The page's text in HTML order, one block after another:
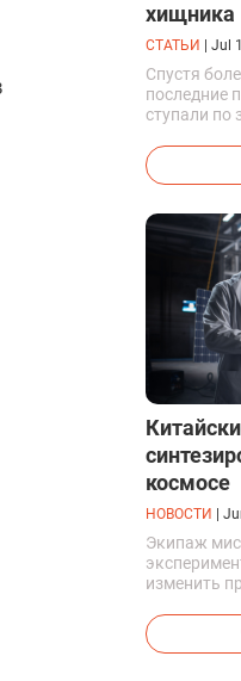
хищника
СТАТЬИ Jul
Спустя
последние
ступали по
вывели
космосе
НОВОСТИ
Экипаж
изменить
успешно
компоненты